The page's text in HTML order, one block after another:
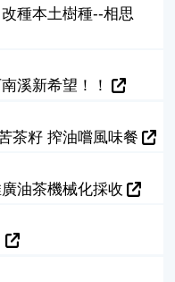
種本土樹種--相思
溪新希望！！
茶籽 搾油嚐風味餐
油茶機械化採收